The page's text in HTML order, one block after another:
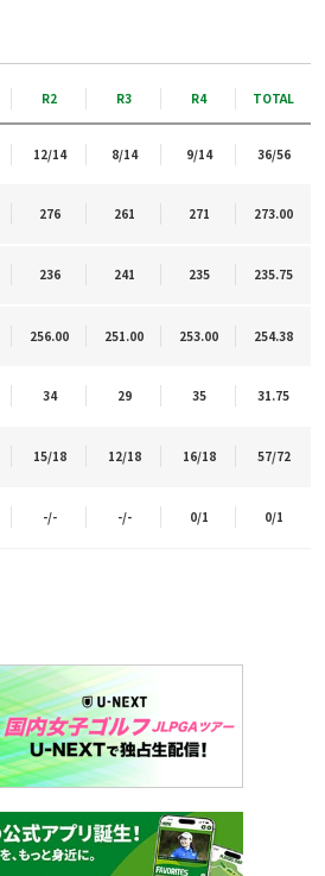
R2 R3 R4 TOTAL
12/14 8/14 9/14 36/56
276 261 271 273.00
236 241 235 235.75
256.00 251.00 253.00 254.38
34 29 35 31.75
15/18 12/18 16/18 57/72
-/- -/- 0/1 0/1